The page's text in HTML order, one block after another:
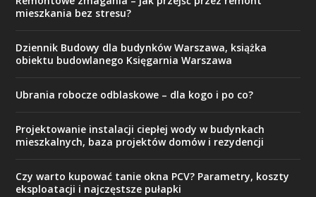
mieszkania bez stresu?
Dziennik Budowy dla budynków Warszawa, książka
obiektu budowlanego Księgarnia Warszawa
Ubrania robocze odblaskowe – dla kogo i po co?
Projektowanie instalacji ciepłej wody w budynkach
mieszkalnych, baza projektów domów i rezydencji
Czy warto kupować tanie okna PCV? Parametry, koszty
eksploatacji i najczęstsze pułapki